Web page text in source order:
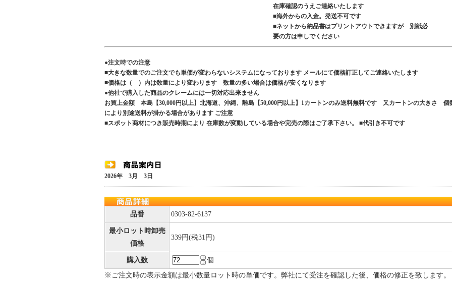
在庫確認のうえご連絡いたします
■海外からの入金。発送不可です
■ネットから納品書はプリントアウトできますが 別紙必
要の方は申しでください
●注文時での注意
■大きな数量でのご注文でも単価が変わらないシステムになっております メールにて価格訂正してご連絡いたします
■価格は（ ）内は数量により変わります 数量の多い場合は価格が安くなります
●他社で購入した商品のクレームには一切対応出来ません
お買上金額 本島【30,000円以上】北海道、沖縄、離島【50,000円以上】1カートンのみ送料無料です 又カートンの大きさ 個
により別途送料が掛かる場合があります ご注意
■スポット商材につき販売時期により 在庫数が変動している場合や完売の際はご了承下さい。 ■代引き不可です
2026年 3月 3日
品番 0303-82-6137
最小ロット時卸売
価格
339円(税31円)
購入数
個
※ご注文時の表示金額は最小数量ロット時の単価です。弊社にて受注を確認した後、価格の修正を致します。